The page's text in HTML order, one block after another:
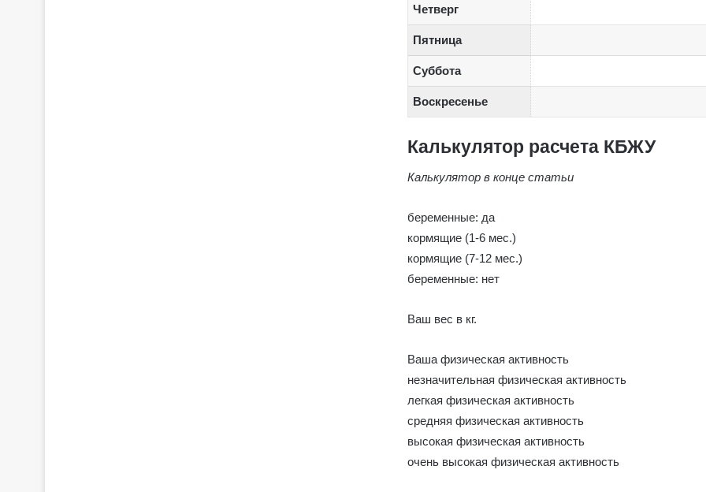
Четверг
Пятница
Суббота
Воскресенье
Калькулятор расчета КБЖУ
Калькулятор в конце статьи
беременные: да
кормящие (1-6 мес.)
кормящие (7-12 мес.)
беременные: нет
Ваш вес в кг.
Ваша физическая активность
незначительная физическая активность
легкая физическая активность
средняя физическая активность
высокая физическая активность
очень высокая физическая активность